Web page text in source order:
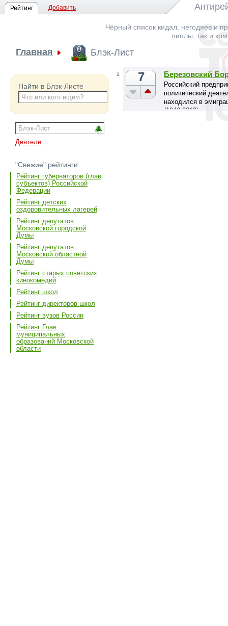
Рейтинг Добавить
Чёрный список кидал, негодяев и
пиплы, так и
Главная Блэк-Лист
Найти в Блэк-Листе
Деятели
"Свежие" рейтинги:
Рейтинг губернаторов (глав
субъектов) Российской
Федерации
Рейтинг детских
оздоровительных лагерей
Рейтинг депутатов
Московской городской
Думы
Рейтинг депутатов
Московской областной
Думы
Рейтинг старых советских
кинокомедий
Рейтинг школ
Рейтинг директоров школ
Рейтинг вузов России
Рейтинг Глав
муниципальных
образований Московской
области
1 7 Березовский
Российский
политический
находился в
(1946-2013)